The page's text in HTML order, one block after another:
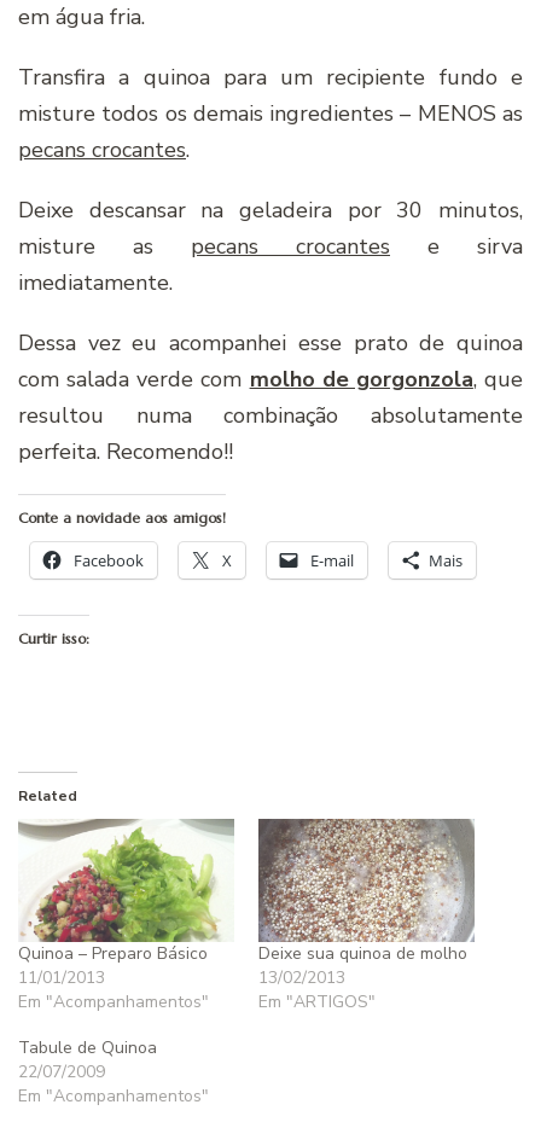
em água fria.
Transfira a quinoa para um recipiente fundo e
misture todos os demais ingredientes – MENOS as
pecans crocantes.
Deixe descansar na geladeira por 30 minutos,
misture as pecans crocantes e sirva
imediatamente.
Dessa vez eu acompanhei esse prato de quinoa
com salada verde com molho de gorgonzola, que
resultou numa combinação absolutamente
perfeita. Recomendo!!
Conte a novidade aos amigos!
Facebook X E-mail Mais
Curtir isso:
Related
Quinoa – Preparo Básico
11/01/2013
Em "Acompanhamentos"
Deixe sua quinoa de molho
13/02/2013
Em "ARTIGOS"
Tabule de Quinoa
22/07/2009
Em "Acompanhamentos"